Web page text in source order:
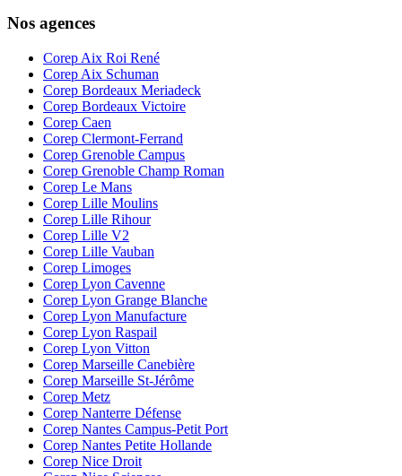
Nos agences
Corep Aix Roi René
Corep Aix Schuman
Corep Bordeaux Meriadeck
Corep Bordeaux Victoire
Corep Caen
Corep Clermont-Ferrand
Corep Grenoble Campus
Corep Grenoble Champ Roman
Corep Le Mans
Corep Lille Moulins
Corep Lille Rihour
Corep Lille V2
Corep Lille Vauban
Corep Limoges
Corep Lyon Cavenne
Corep Lyon Grange Blanche
Corep Lyon Manufacture
Corep Lyon Raspail
Corep Lyon Vitton
Corep Marseille Canebière
Corep Marseille St-Jérôme
Corep Metz
Corep Nanterre Défense
Corep Nantes Campus-Petit Port
Corep Nantes Petite Hollande
Corep Nice Droit